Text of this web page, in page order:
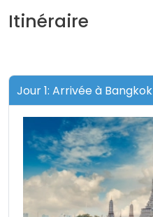
Itinéraire
Jour 1: Arrivée à Bangkok